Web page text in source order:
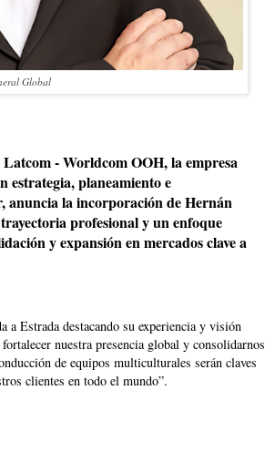
Global
- Worldcom OOH, la empresa
estrategia, planeamiento e
anuncia la incorporación de Hernán
profesional y un enfoque
y expansión en mercados clave a
Estrada destacando su experiencia y visión
nuestra presencia global y consolidarnos
de equipos multiculturales serán claves
clientes en todo el mundo”.